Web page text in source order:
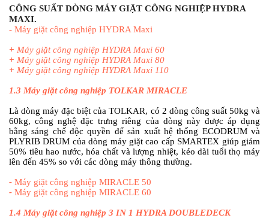
CÔNG SUẤT DÒNG MÁY GIẶT CÔNG NGHIỆP HYDRA
MAXI.
- Máy giặt công nghiệp HYDRA Maxi
+ Máy giặt công nghiệp HYDRA Maxi 60
+ Máy giặt công nghiệp HYDRA Maxi 80
+ Máy giặt công nghiệp HYDRA Maxi 110
1.3 Máy giặt công nghiệp TOLKAR MIRACLE
Là dòng máy đặc biệt của TOLKAR, có 2 dòng công suất 50kg và
60kg, công nghệ đặc trưng riêng của dòng này được áp dụng
bằng sáng chế độc quyền để sản xuất hệ thống ECODRUM và
PLYRIB DRUM của dòng máy giặt cao cấp SMARTEX giúp giảm
50% tiêu hao nước, hóa chất và lượng nhiệt, kéo dài tuổi thọ máy
lên đến 45% so với các dòng máy thông thường.
- Máy giặt công nghiệp MIRACLE 50
- Máy giặt công nghiệp MIRACLE 60
1.4 Máy giặt công nghiệp 3 IN 1 HYDRA DOUBLEDECK